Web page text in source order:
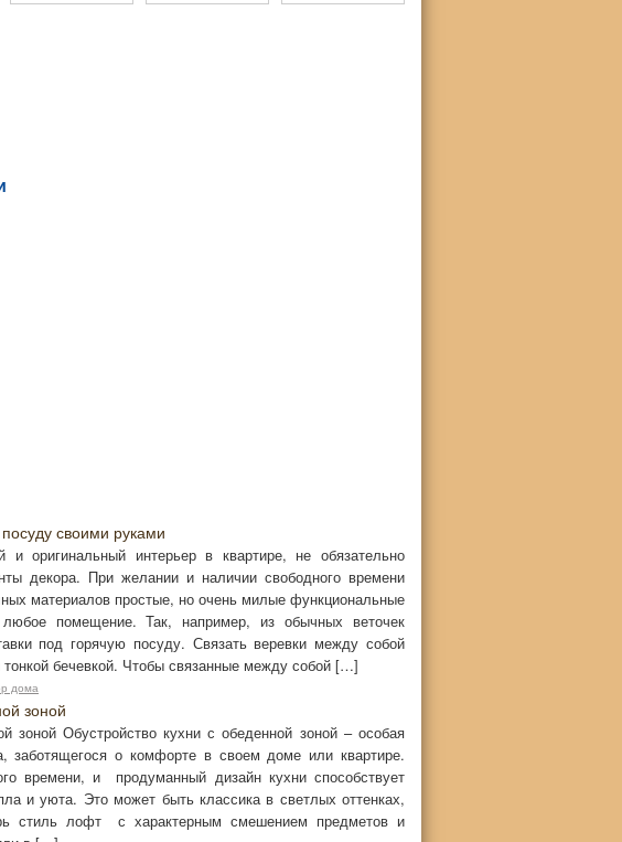
своими руками
и оригинальный интерьер в квартире, не обязательно
декора. При желании и наличии свободного времени
материалов простые, но очень милые функциональные
помещение. Так, например, из обычных веточек
под горячую посуду. Связать веревки между собой
бечевкой. Чтобы связанные между собой […]
дома
зоной
зоной Обустройство кухни с обеденной зоной – особая
заботящегося о комфорте в своем доме или квартире.
времени, и продуманный дизайн кухни способствует
и уюта. Это может быть классика в светлых оттенках,
стиль лофт с характерным смешением предметов и